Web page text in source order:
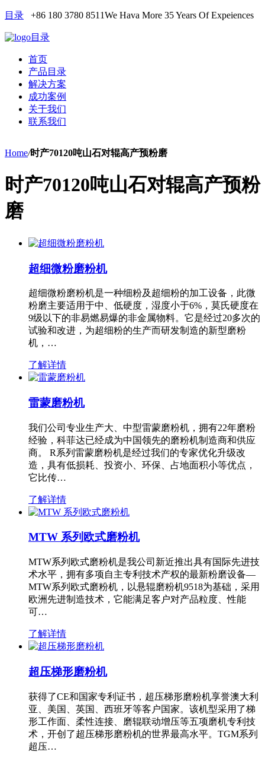
目录 +86 180 3780 8511We Hava More 35 Years Of Expeiences
目录
首页
产品目录
解决方案
成功案例
关于我们
联系我们
Home/时产70120吨山石对辊高产预粉磨
时产70120吨山石对辊高产预粉
磨
超细微粉磨粉机
超细微粉磨粉机是一种细粉及超细粉的加工设备，此微
粉磨主要适用于中、低硬度，湿度小于6%，莫氏硬度在
9级以下的非易燃易爆的非金属物料。它是经过20多次的
试验和改进，为超细粉的生产而研发制造的新型磨粉
机，…
了解详情
雷蒙磨粉机
我们公司专业生产大、中型雷蒙磨粉机，拥有22年磨粉
经验，科菲达已经成为中国领先的磨粉机制造商和供应
商。 R系列雷蒙磨粉机是经过我们的专家优化升级改
造，具有低损耗、投资小、环保、占地面积小等优点，
它比传…
了解详情
MTW 系列欧式磨粉机
MTW系列欧式磨粉机是我公司新近推出具有国际先进技
术水平，拥有多项自主专利技术产权的最新粉磨设备—
MTW系列欧式磨粉机，以悬辊磨粉机9518为基础，采用
欧洲先进制造技术，它能满足客户对产品粒度、性能
可…
了解详情
超压梯形磨粉机
获得了CE和国家专利证书，超压梯形磨粉机享誉澳大利
亚、美国、英国、西班牙等客户国家。该机型采用了梯
形工作面、柔性连接、磨辊联动增压等五项磨机专利技
术，开创了超压梯形磨粉机的世界最高水平。TGM系列
超压…